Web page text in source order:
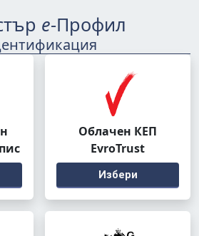
е-Профил
Облачен КЕП
EvroTrust
Избери